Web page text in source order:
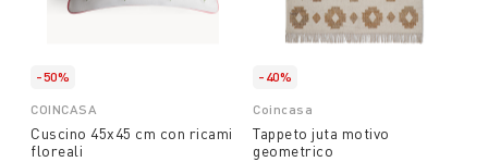
-50%
COINCASA
Cuscino 45x45 cm con ricami
floreali
-40%
Coincasa
Tappeto juta motivo
geometrico